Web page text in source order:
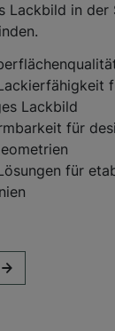
Lackbild in der
Lackbild
für
für